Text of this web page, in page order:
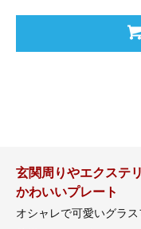
玄関周りやエクステ
かわいいプレート
オシャレで可愛いグラ